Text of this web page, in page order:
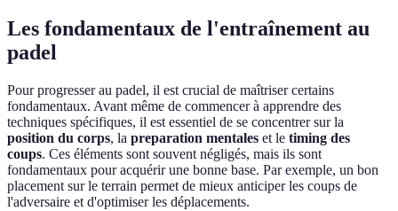
Les fondamentaux de l'entraînement au
padel
Pour progresser au padel, il est crucial de maîtriser certains
fondamentaux. Avant même de commencer à apprendre des
techniques spécifiques, il est essentiel de se concentrer sur la
position du corps, la preparation mentales et le timing des
coups. Ces éléments sont souvent négligés, mais ils sont
fondamentaux pour acquérir une bonne base. Par exemple, un bon
placement sur le terrain permet de mieux anticiper les coups de
l'adversaire et d'optimiser les déplacements.